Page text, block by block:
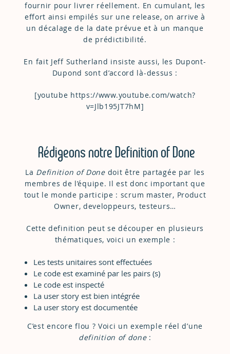
fournir pour livrer réellement. En cumulant, les
effort ainsi empilés sur une release, on arrive à
un décalage de la date prévue et à un manque
de prédictibilité.
En fait Jeff Sutherland insiste aussi, les Dupont-
Dupond sont d’accord là-dessus :
[youtube https://www.youtube.com/watch?
v=Jlb195JT7hM]
Rédigeons notre Definition of Done
La Definition of Donedoit être partagée par les
membres de l’équipe. Il est donc important que
tout le monde participe : scrum master, Product
Owner, developpeurs, testeurs…
Cette definition peut se découper en plusieurs
thématiques, voici un exemple :
Les tests unitaires sont effectuées
Le code est examiné par les pairs (s)
Le code est inspecté
La user story est bien intégrée
La user story est documentée
C’est encore flou ? Voici un exemple réel d’une
definition of done: